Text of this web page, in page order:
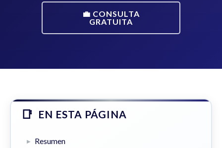
💼 CONSULTA
GRATUITA
EN ESTA PÁGINA
Resumen